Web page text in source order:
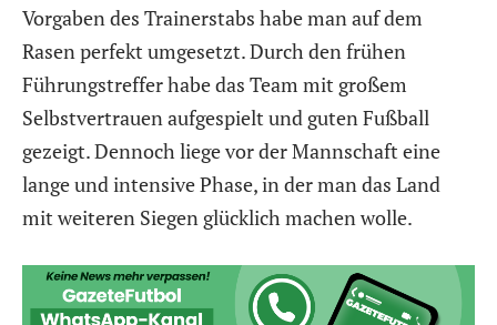
Vorgaben des Trainerstabs habe man auf dem
Rasen perfekt umgesetzt. Durch den frühen
Führungstreffer habe das Team mit großem
Selbstvertrauen aufgespielt und guten Fußball
gezeigt. Dennoch liege vor der Mannschaft eine
lange und intensive Phase, in der man das Land
mit weiteren Siegen glücklich machen wolle.